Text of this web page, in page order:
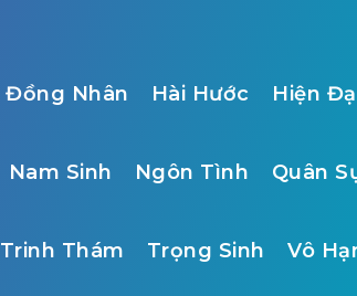
Đồng Nhân Hài Hước Hiện
Nam Sinh Ngôn Tình Quân
Trinh Thám Trọng Sinh Vô